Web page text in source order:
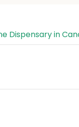
Dispensary in